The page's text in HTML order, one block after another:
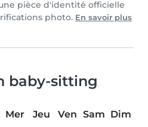
pièce d'identité officielle
photo. En savoir plus
baby-sitting
Mer Jeu Ven Sam Dim